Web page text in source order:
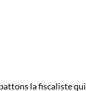
la fiscaliste